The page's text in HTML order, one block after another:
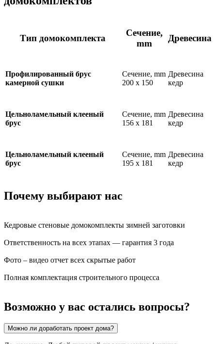
Тип домокомплекта
Сечение,
mm
Древесина
Профилированный брус
камерной сушки
Сечение, mm
200 х 150
Древесина
кедр
Цельноламельный клееный
брус
Сечение, mm
156 х 181
Древесина
кедр
Цельноламельный клееный
брус
Сечение, mm
195 х 181
Древесина
кедр
Почему выбирают нас
Кедровые стеновые домокомплекты зимней заготовки
Ответственность на всех этапах — гарантия 3 года
Фото – видео отчет всех скрытые работ
Полная комплектация строительного процесса
Возможно у вас остались вопросы?
Можно ли доработать проект дома?